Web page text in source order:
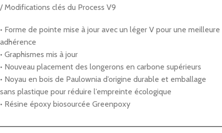
/ Modifications clés du Process V9
• Forme de pointe mise à jour avec un léger V pour une meilleure
adhérence
• Graphismes mis à jour
• Nouveau placement des longerons en carbone supérieurs
• Noyau en bois de Paulownia d’origine durable et emballage
sans plastique pour réduire l’empreinte écologique
• Résine époxy biosourcée Greenpoxy